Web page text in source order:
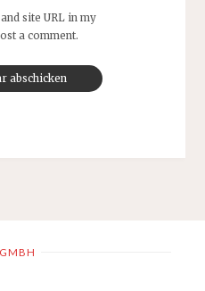
site URL in my
a comment.